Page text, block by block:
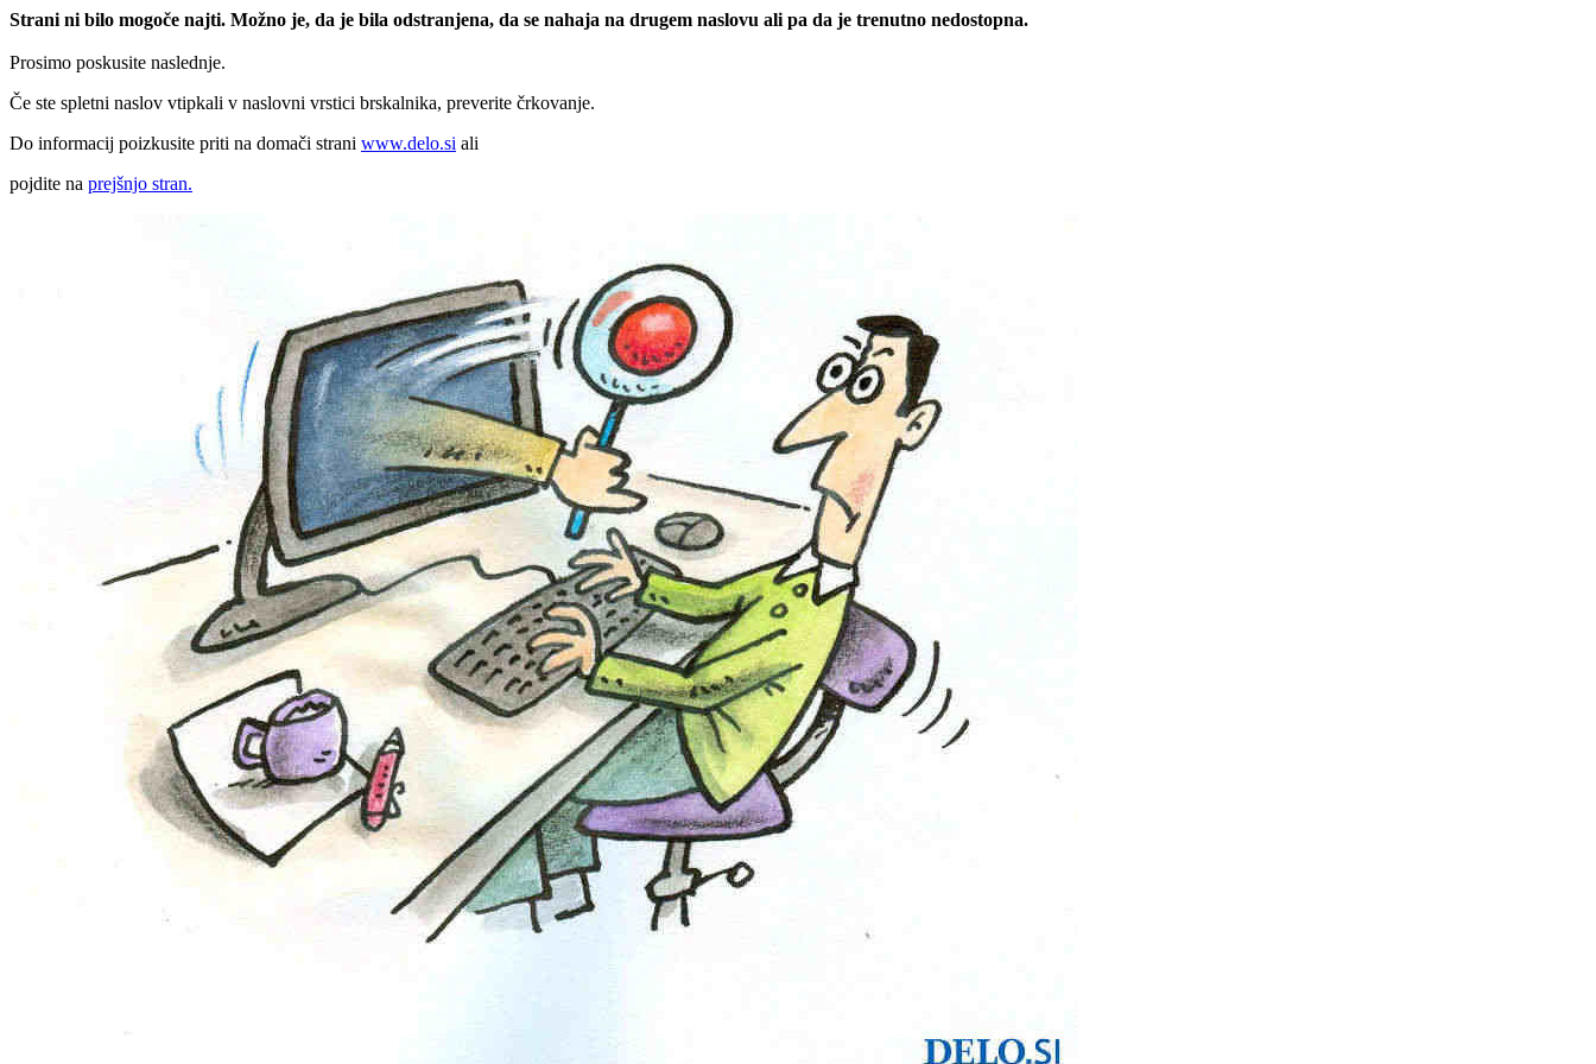
Strani ni bilo mogoče najti. Možno je, da je bila odstranjena, da se nahaja na drugem naslovu ali pa da je trenutno nedostopna.
Prosimo poskusite naslednje.
Če ste spletni naslov vtipkali v naslovni vrstici brskalnika, preverite črkovanje.
Do informacij poizkusite priti na domači strani www.delo.si ali
pojdite na prejšnjo stran.